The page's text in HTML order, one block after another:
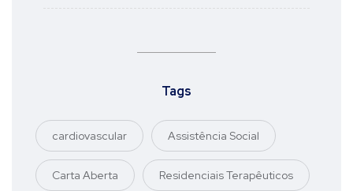
Tags
cardiovascular Assistência Social
Carta Aberta Residenciais Terapêuticos